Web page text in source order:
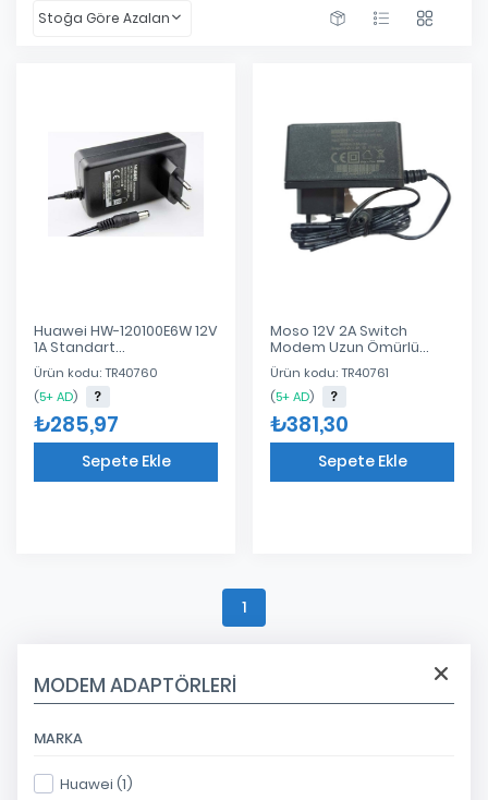
MODEM ADAPTÖRLERI
MARKA
Huawei (1)
Stoğa Göre Azalan
Huawei HW-120100E6W 12V
1A Standart
Modem/superbox
Adaptör
Ürün kodu: TR40760
(5+ AD)
₺285,97
Sepete Ekle
Moso 12V 2A Switch
Modem Uzun Ömürlü
Adaptör 5.5x2.5
Ürün kodu: TR40761
(5+ AD)
₺381,30
Sepete Ekle
1